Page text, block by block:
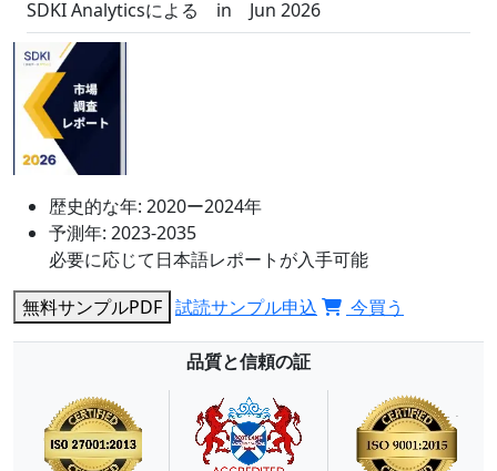
SDKI Analyticsによる
in Jun 2026
歴史的な年: 2020ー2024年
予測年: 2023-2035
必要に応じて日本語レポートが入手可能
無料サンプルPDF 試読サンプル申込 今買う
品質と信頼の証